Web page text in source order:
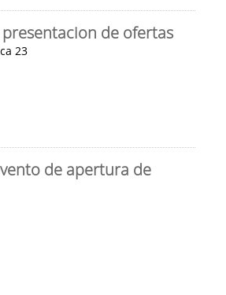
de ofertas
23
de apertura de